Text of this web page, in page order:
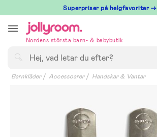
till
innehållet
Superpriser på helgfavoriter →
Nordens största barn- & babybutik
Barnkläder Accessoarer Handskar & Vantar